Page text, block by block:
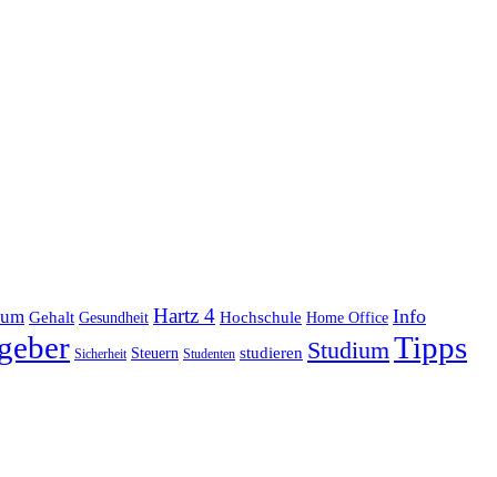
Gehalt Gesundheit Hartz 4 Hochschule Home Office Info
Sicherheit Steuern Studenten studieren StudiumTipps